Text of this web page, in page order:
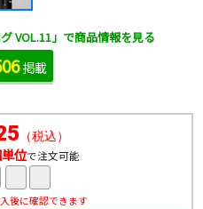
（税込）
位で注文可能
後に確認できます
VOL.11」で商品情報を見る
掲載